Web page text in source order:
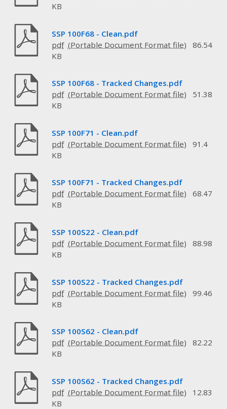
KB
SSP 100F68 - Clean.pdf
pdf
86.54
KB
SSP 100F68 - Tracked Changes.pdf
pdf
51.38
KB
SSP 100F71 - Clean.pdf
pdf
91.4
KB
SSP 100F71 - Tracked Changes.pdf
pdf
68.47
KB
SSP 100S22 - Clean.pdf
pdf
88.98
KB
SSP 100S22 - Tracked Changes.pdf
pdf
99.46
KB
SSP 100S62 - Clean.pdf
pdf
82.22
KB
SSP 100S62 - Tracked Changes.pdf
pdf
12.83
KB